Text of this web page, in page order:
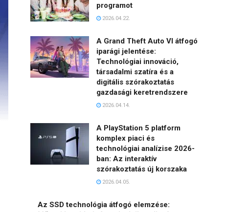
programot
2026.04.22.
A Grand Theft Auto VI átfogó
iparági jelentése:
Technológiai innováció,
társadalmi szatíra és a
digitális szórakoztatás
gazdasági keretrendszere
2026.04.14.
A PlayStation 5 platform
komplex piaci és
technológiai analízise 2026-
ban: Az interaktív
szórakoztatás új korszaka
2026.04.05.
Az SSD technológia átfogó elemzése: